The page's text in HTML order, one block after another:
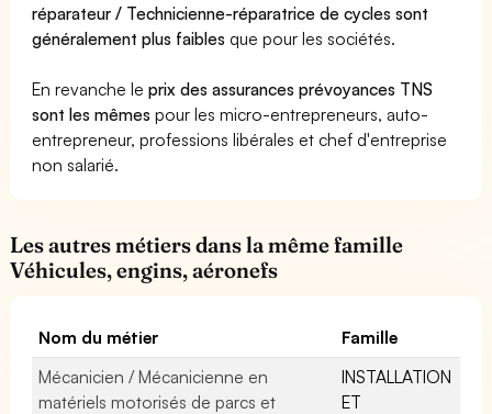
réparateur / Technicienne-réparatrice de cycles sont
généralement plus faibles que pour les sociétés.
En revanche leprix des assurances prévoyances TNS
sont les mêmes pour les micro-entrepreneurs, auto-
entrepreneur, professions libérales et chef d'entreprise
non salarié.
Les autres métiers dans la même famille
Véhicules, engins, aéronefs
Nom du métier
Famille
Mécanicien / Mécanicienne en
matériels motorisés de parcs et
INSTALLATION
ET